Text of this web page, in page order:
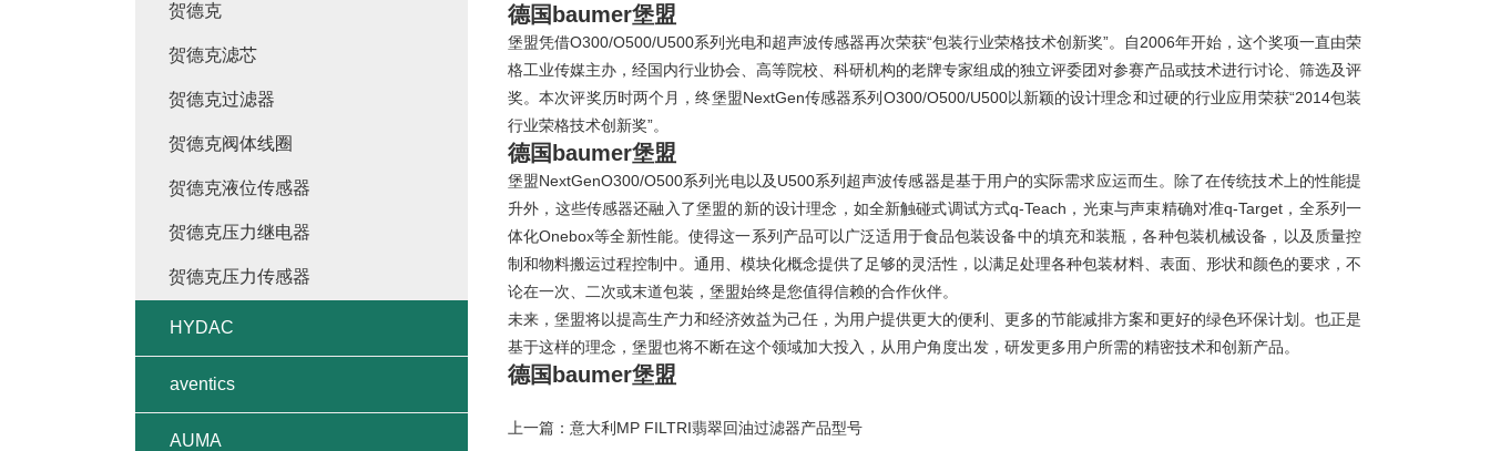
德国baumer堡盟
堡盟凭借O300/O500/U500系列光电和超声波传感器再次荣获“包装行业荣格技术创新奖”。自2006年开始，这个奖项一直由荣
格工业传媒主办，经国内行业协会、高等院校、科研机构的老牌专家组成的独立评委团对参赛产品或技术进行讨论、筛选及评
奖。本次评奖历时两个月，终堡盟NextGen传感器系列O300/O500/U500以新颖的设计理念和过硬的行业应用荣获“2014包装
行业荣格技术创新奖”。
德国baumer堡盟
堡盟NextGenO300/O500系列光电以及U500系列超声波传感器是基于用户的实际需求应运而生。除了在传统技术上的性能提
升外，这些传感器还融入了堡盟的新的设计理念，如全新触碰式调试方式q-Teach，光束与声束精确对准q-Target，全系列一
体化Onebox等全新性能。使得这一系列产品可以广泛适用于食品包装设备中的填充和装瓶，各种包装机械设备，以及质量控
制和物料搬运过程控制中。通用、模块化概念提供了足够的灵活性，以满足处理各种包装材料、表面、形状和颜色的要求，不
论在一次、二次或末道包装，堡盟始终是您值得信赖的合作伙伴。
未来，堡盟将以提高生产力和经济效益为己任，为用户提供更大的便利、更多的节能减排方案和更好的绿色环保计划。也正是
基于这样的理念，堡盟也将不断在这个领域加大投入，从用户角度出发，研发更多用户所需的精密技术和创新产品。
德国baumer堡盟
上一篇： 意大利MP FILTRI翡翠回油过滤器产品型号
贺德克
贺德克滤芯
贺德克过滤器
贺德克阀体线圈
贺德克液位传感器
贺德克压力继电器
贺德克压力传感器
HYDAC
aventics
AUMA